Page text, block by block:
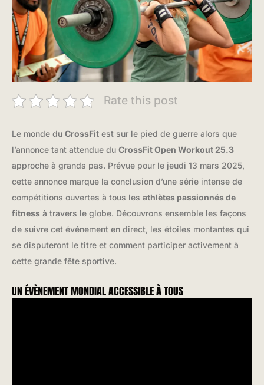
Rate this post
Le monde du CrossFit est sur le pied de guerre alors que
l’annonce tant attendue du CrossFit Open Workout 25.3
approche à grands pas. Prévue pour le jeudi 13 mars 2025,
cette annonce marque la conclusion d’une série intense de
compétitions ouvertes à tous les athlètes passionnés de
fitness à travers le globe. Découvrons ensemble les façons
de suivre cet événement en direct, les étoiles montantes qui
se disputeront le titre et comment participer activement à
cette grande fête sportive.
UN ÉVÈNEMENT MONDIAL ACCESSIBLE À TOUS